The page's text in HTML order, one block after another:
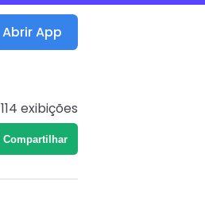
Abrir App
114 exibições
Compartilhar